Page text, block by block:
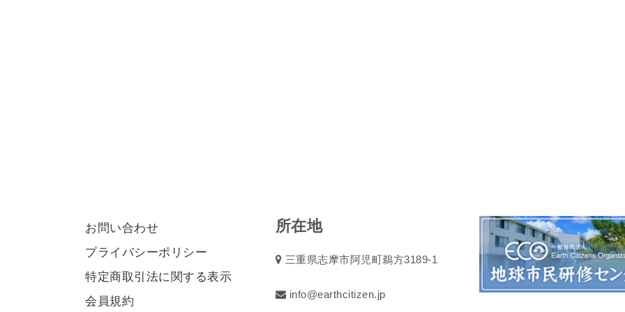
お問い合わせ
プライバシーポリシー
特定商取引法に関する表示
会員規約
所在地
三重県志摩市阿児町鵜方3189-1
info@earthcitizen.jp